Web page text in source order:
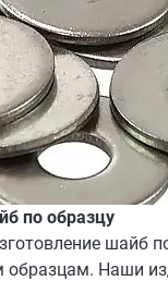
по образцу
шайб
образцам. Наши